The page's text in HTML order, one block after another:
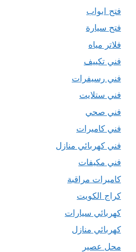
فتح ابواب
فتح سيارة
فلاتر مياه
فني تكييف
فني رسيفرات
فني ستلايت
فني صحي
فني كاميرات
فني كهربائي منازل
فني مكيفات
كاميرات مراقبة
كراج الكويت
كهربائي سيارات
كهربائي منازل
محل عصير